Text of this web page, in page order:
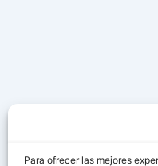
Para ofrecer las mejores